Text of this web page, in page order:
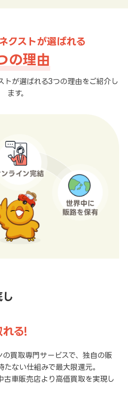
クストが選ばれる
の理由
トが選ばれる3つの理由をご紹介し
ます。
る!
の買取専門サービスで、独自の販
ない仕組みで最大限還元。
古車販売店より高価買取を実現し